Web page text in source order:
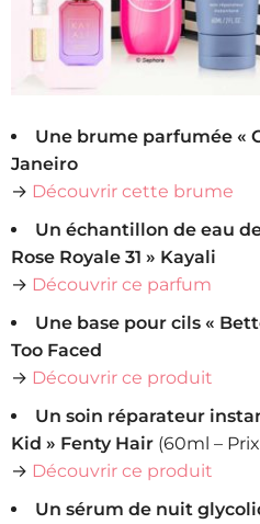
Une brume parfumée «
Janeiro
→ Découvrir cette brume
Un échantillon de eau
Rose Royale 31 » Kayali
→ Découvrir ce parfum
Une base pour cils «
Too Faced
→ Découvrir ce produit
Un soin réparateur
Kid » Fenty Hair (60ml –
→ Découvrir ce produit
Un sérum de nuit